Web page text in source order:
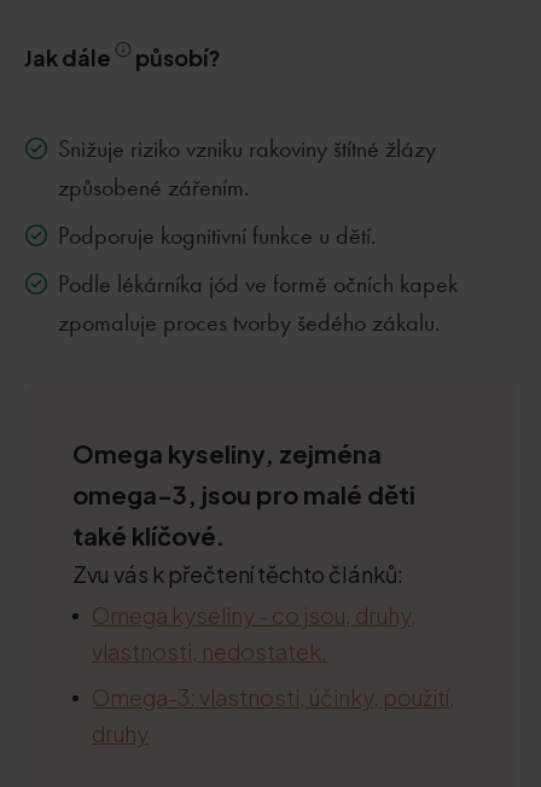
Jak dále působí?
Snižuje riziko vzniku rakoviny štítné žlázy
způsobené zářením.
Podporuje kognitivní funkce u dětí.
Podle lékárníka jód ve formě očních kapek
zpomaluje proces tvorby šedého zákalu.
Omega kyseliny, zejména
omega-3, jsou pro malé děti
také klíčové.
Zvu vás k přečtení těchto článků:
Omega kyseliny - co jsou, druhy,
vlastnosti, nedostatek.
Omega-3: vlastnosti, účinky, použití,
druhy